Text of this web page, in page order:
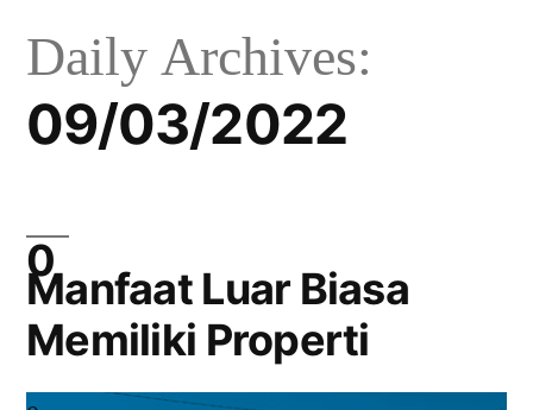
Daily Archives:
09/03/2022
Manfaat Luar Biasa
Memiliki Properti